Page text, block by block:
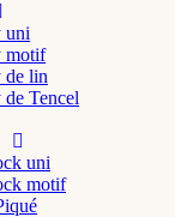
uni
motif
de lin
de Tencel
uni
motif